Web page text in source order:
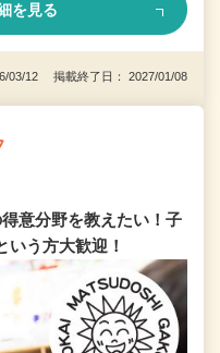
を見る
03/12 掲載終了日： 2027/01/08
意分野を教えたい！子
いう方大歓迎！